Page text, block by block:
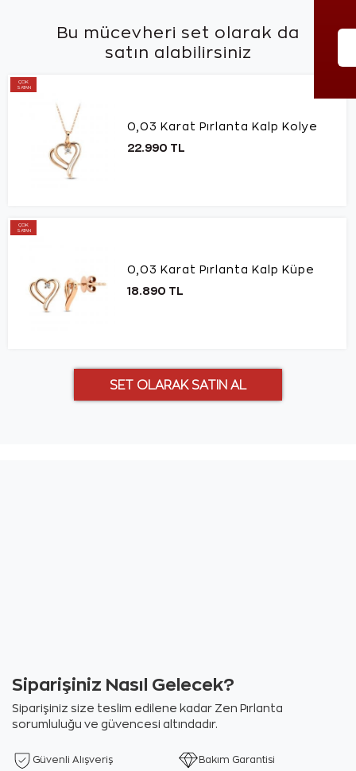
Bu mücevheri set olarak da
satın alabilirsiniz
ÇOK
SATAN
0,03 Karat Pırlanta Kalp Kolye
22.990 TL
ÇOK
SATAN
0,03 Karat Pırlanta Kalp Küpe
18.890 TL
Siparişiniz Nasıl Gelecek?
Siparişiniz size teslim edilene kadar Zen Pırlanta
sorumluluğu ve güvencesi altındadır.
Güvenli Alışveriş Bakım Garantisi